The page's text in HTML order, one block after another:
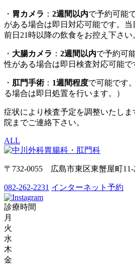
・ 胃カメラ ： 2週間以内で予約可能
がある場合は即日対応可能です。
前日21時以降の飲食をお控え下さい
・ 大腸カメラ ： 2週間以内で予約可
性がある場合は即日検査対応可能で
・ 肛門手術： 1週間程度で可能です
る場合は即日処置を行います。）
症状により検査予定を調整いたし
院までご連絡下さい。
ALL
〒732-0055 広島市東区東蟹屋町11-
082-262-2231 インターネット予約
診療時間
月
火
水
木
金